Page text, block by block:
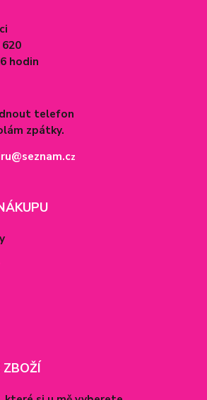
hodin
telefon
zpátky.
z
ZBOŽÍ